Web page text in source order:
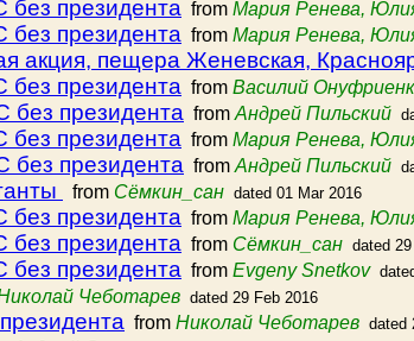
президента from Мария Ренева,
президента from Мария Ренева,
акция, пещера Женевская,
президента from Василий
президента from Андрей Пильский
президента from Мария Ренева,
президента from Андрей Пильский
from Сёмкин_сан dated 01 Mar 2016
президента from Мария Ренева,
президента from Сёмкин_сан dated
президента from Evgeny Snetkov
Чеботарев dated 29 Feb 2016
from Николай Чеботарев dated